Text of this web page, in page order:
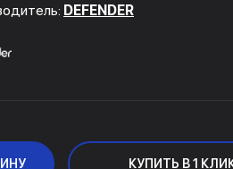
DEFENDER
КУПИТЬ В 1